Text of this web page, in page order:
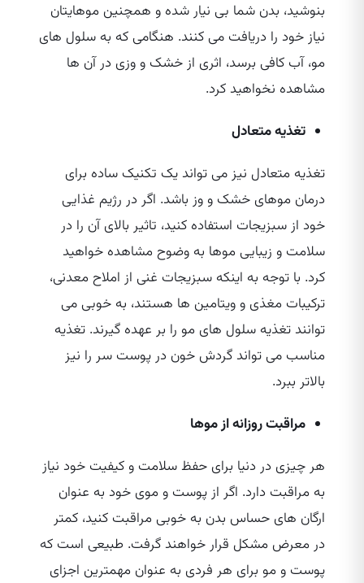
بنوشید، بدن شما بی‌ نیار شده و همچنین موهایتان
نیاز خود را دریافت می‌ کنند. هنگامی که به سلول‌ های
مو، آب کافی برسد، اثری از خشک و وزی در آن ها
مشاهده نخواهید کرد.
تغذیه متعادل
تغذیه متعادل نیز می‌ تواند یک تکنیک ساده برای
درمان موهای خشک و وز باشد. اگر در رژیم غذایی
خود از سبزیجات استفاده کنید، تاثیر بالای آن را در
سلامت و زیبایی موها به وضوح مشاهده خواهید
کرد. با توجه به اینکه سبزیجات غنی از املاح معدنی،
ترکیبات مغذی و ویتامین‌ ها هستند، به خوبی می‌
توانند تغذیه سلول‌ های مو را بر عهده گیرند. تغذیه
مناسب می‌ تواند گردش خون در پوست سر را نیز
بالاتر ببرد.
مراقبت روزانه از موها
هر چیزی در دنیا برای حفظ سلامت و کیفیت خود نیاز
به مراقبت دارد. اگر از پوست و موی خود به عنوان
ارگان‌ های حساس بدن به خوبی مراقبت کنید، کمتر
در معرض مشکل قرار خواهند گرفت. طبیعی است که
پوست و مو برای هر فردی به عنوان مهمترین اجزای